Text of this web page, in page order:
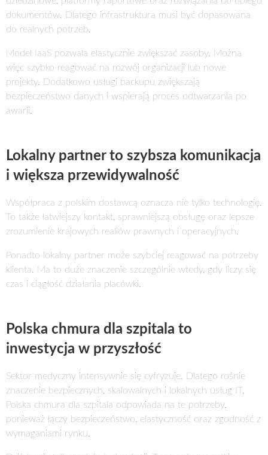
dokumentów. Dlatego infrastruktura musi być dopasowana
do realnych potrzeb.
Model IaaS pozwala elastycznie zwiększać zasoby. Można
więc szybko reagować na rozwój organizacji lub nowe
projekty. Dodatkowo usługi backupu zwiększają
bezpieczeństwo danych i wspierają proces odtwarzania po
awarii.
Lokalny partner to szybsza komunikacja
i większa przewidywalność
Współpraca z polskim dostawcą oznacza nie tylko technologię.
To także łatwiejszy kontakt, sprawniejszą obsługę oraz lepsze
zrozumienie krajowych realiów prawnych i operacyjnych.
Ponadto lokalny partner może szybciej reagować na potrzeby
klienta. Ma to duże znaczenie szczególnie wtedy, gdy liczy się
czas i ciągłość działania placówki.
Polska chmura dla szpitala to
inwestycja w przyszłość
Sektor medyczny intensywnie się cyfryzuje. Dlatego rośnie
znaczenie bezpiecznych, skalowalnych i lokalnych usług IT.
Polska chmura dla szpitala odpowiada na te potrzeby,
ponieważ łączy bezpieczeństwo, elastyczność oraz zgodność z
wymaganiami rynku.